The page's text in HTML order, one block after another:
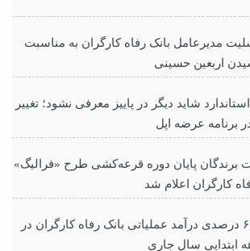
مدیرعامل بانک رفاه کارگران به مناسبت
اربعین حسینی
شاید دیگر در پاییز معرفی نشود؛ تغییر
برنامه عرضه اپل
برندگان پایان دوره قرعه‌کشی طرح «فرالیگ»
کارگران اعلام شد
رشد ۶۴ درصدی درآمد عملیاتی بانک رفاه کارگران در
ابتدایی سال جاری